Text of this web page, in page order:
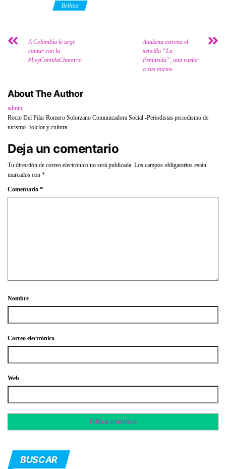
Belleza
A Colombia le urge
contar con la
#LeyComidaChatarra
Anakena estrena el
sencillo “La
Península”, una vuelta
a sus inicios
About The Author
admin
Rocio Del Pilar Romero Solorzano Comunicadora Social -Periodistas periodismo de
turismo- folclor y cultura.
Deja un comentario
Tu dirección de correo electrónico no será publicada. Los campos obligatorios están
marcados con *
Comentario *
Nombre
Correo electrónico
Web
BUSCAR